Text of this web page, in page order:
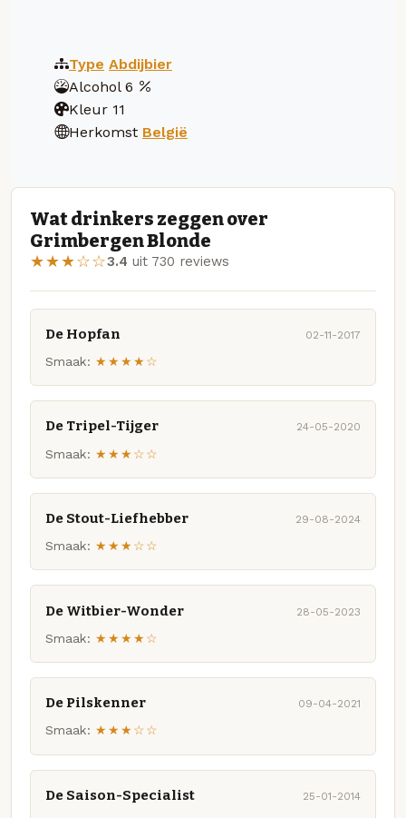
Type Abdijbier
Alcohol 6
Kleur 11
Herkomst België
Wat drinkers zeggen over
Grimbergen Blonde
★★★☆☆3.4 uit 730 reviews
De Hopfan 02-11-2017
Smaak: ★★★★☆
De Tripel-Tijger 24-05-2020
Smaak: ★★★☆☆
De Stout-Liefhebber 29-08-2024
Smaak: ★★★☆☆
De Witbier-Wonder 28-05-2023
Smaak: ★★★★☆
De Pilskenner 09-04-2021
Smaak: ★★★☆☆
De Saison-Specialist 25-01-2014